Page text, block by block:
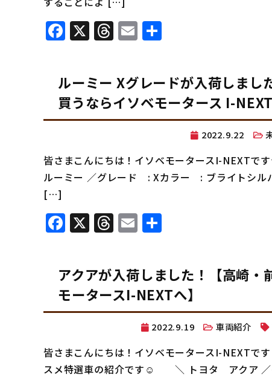
Facebook
X Threads
Email
ルーミー Xグレードが入荷しまし
買うならイソベモータース I-NEXT
2022.9.22
皆さまこんにちは！イソベモータースI-NEXTで
ルーミー ／グレード : Xカラー : ブライトシ
[…]
Facebook
X Threads
Email
アクアが入荷しました！【高崎
モータースI-NEXTへ】
2022.9.19 車両紹介
皆さまこんにちは！イソベモータースI-NEXT
スメ特選車の紹介です☺︎ ＼ トヨタ アクア ／